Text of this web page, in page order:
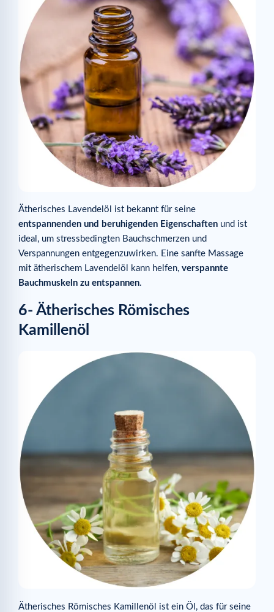
Ätherisches Lavendelöl ist bekannt für seine
entspannenden und beruhigenden Eigenschaften und ist
ideal, um stressbedingten Bauchschmerzen und
Verspannungen entgegenzuwirken. Eine sanfte Massage
mit ätherischem Lavendelöl kann helfen, verspannte
Bauchmuskeln zu entspannen.
6- Ätherisches Römisches
Kamillenöl
Ätherisches Römisches Kamillenöl ist ein Öl, das für seine